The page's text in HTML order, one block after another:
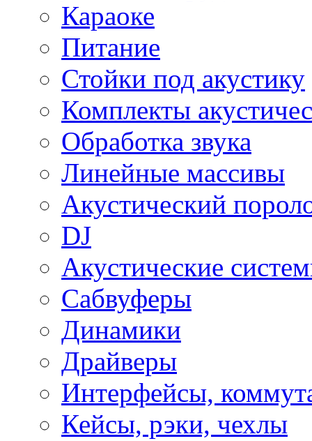
Караоке
Питание
Стойки под акустику
Комплекты
Обработка звука
Линейные массивы
Акустический
DJ
Акустические
Сабвуферы
Динамики
Драйверы
Интерфейсы,
Кейсы, рэки, чехлы